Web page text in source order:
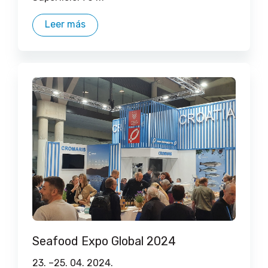
Leer más
Seafood Expo Global 2024
23. –25. 04. 2024.